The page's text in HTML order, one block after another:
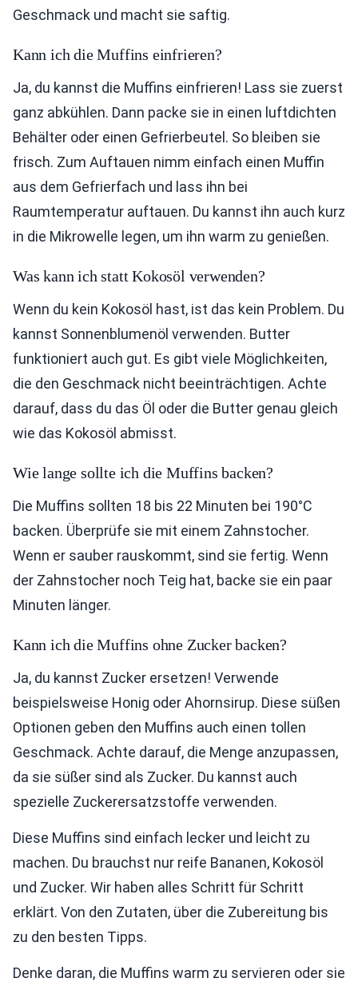
Geschmack und macht sie saftig.
Kann ich die Muffins einfrieren?
Ja, du kannst die Muffins einfrieren! Lass sie zuerst
ganz abkühlen. Dann packe sie in einen luftdichten
Behälter oder einen Gefrierbeutel. So bleiben sie
frisch. Zum Auftauen nimm einfach einen Muffin
aus dem Gefrierfach und lass ihn bei
Raumtemperatur auftauen. Du kannst ihn auch kurz
in die Mikrowelle legen, um ihn warm zu genießen.
Was kann ich statt Kokosöl verwenden?
Wenn du kein Kokosöl hast, ist das kein Problem. Du
kannst Sonnenblumenöl verwenden. Butter
funktioniert auch gut. Es gibt viele Möglichkeiten,
die den Geschmack nicht beeinträchtigen. Achte
darauf, dass du das Öl oder die Butter genau gleich
wie das Kokosöl abmisst.
Wie lange sollte ich die Muffins backen?
Die Muffins sollten 18 bis 22 Minuten bei 190°C
backen. Überprüfe sie mit einem Zahnstocher.
Wenn er sauber rauskommt, sind sie fertig. Wenn
der Zahnstocher noch Teig hat, backe sie ein paar
Minuten länger.
Kann ich die Muffins ohne Zucker backen?
Ja, du kannst Zucker ersetzen! Verwende
beispielsweise Honig oder Ahornsirup. Diese süßen
Optionen geben den Muffins auch einen tollen
Geschmack. Achte darauf, die Menge anzupassen,
da sie süßer sind als Zucker. Du kannst auch
spezielle Zuckerersatzstoffe verwenden.
Diese Muffins sind einfach lecker und leicht zu
machen. Du brauchst nur reife Bananen, Kokosöl
und Zucker. Wir haben alles Schritt für Schritt
erklärt. Von den Zutaten, über die Zubereitung bis
zu den besten Tipps.
Denke daran, die Muffins warm zu servieren oder sie